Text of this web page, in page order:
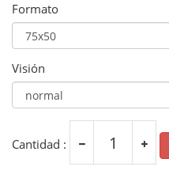
Formato
Visión
Cantidad :